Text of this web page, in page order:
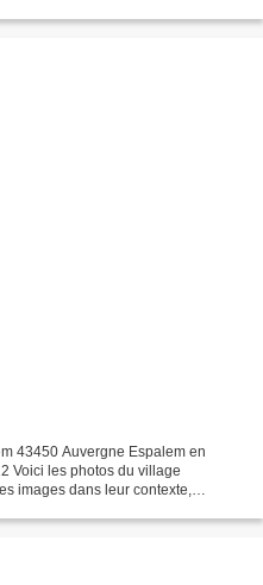
43450 Auvergne Espalem en
Voici les photos du village
images dans leur contexte,